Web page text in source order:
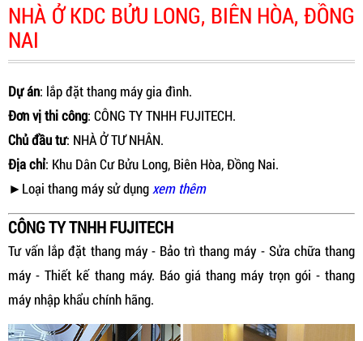
NHÀ Ở KDC BỬU LONG, BIÊN HÒA, ĐỒNG
NAI
Dự án: lắp đặt thang máy gia đình.
Đơn vị thi công: CÔNG TY TNHH FUJITECH.
Chủ đầu tư: NHÀ Ở TƯ NHÂN.
Địa chỉ: Khu Dân Cư Bửu Long, Biên Hòa, Đồng Nai.
►Loại thang máy sử dụngxem thêm
CÔNG TY TNHH FUJITECH
Tư vấn lắp đặt thang máy - Bảo trì thang máy - Sửa chữa thang
máy - Thiết kế thang máy. Báo giá thang máy trọn gói - thang
máy nhập khẩu chính hãng.